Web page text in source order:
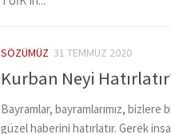
SÖZÜMÜZ 31 TEMMUZ 2020
Kurban Neyi
Bayramlar, bayramlarımız, bizlere
güzel haberini hatırlatır. Gerek